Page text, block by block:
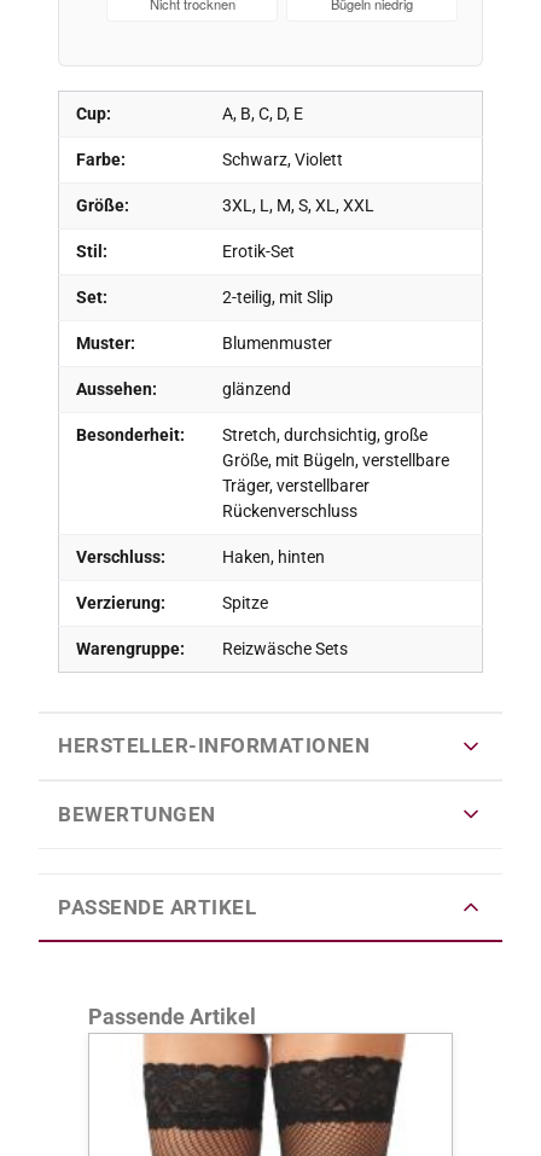
Cup: A, B, C, D, E
Farbe: Schwarz, Violett
Größe: 3XL, L, M, S, XL, XXL
Stil: Erotik-Set
Set: 2-teilig, mit Slip
Muster: Blumenmuster
Aussehen: glänzend
Besonderheit:
Stretch, durchsichtig, große
Größe, mit Bügeln, verstellbare
Träger, verstellbarer
Rückenverschluss
Verschluss: Haken, hinten
Verzierung: Spitze
Warengruppe: Reizwäsche Sets
Nicht trocknen Bügeln niedrig
HERSTELLER-INFORMATIONEN
BEWERTUNGEN
PASSENDE ARTIKEL
Produktgalerie überspringen
Passende Artikel